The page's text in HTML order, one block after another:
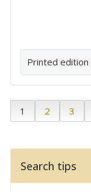
Printed edition
1 2 3
Search tips